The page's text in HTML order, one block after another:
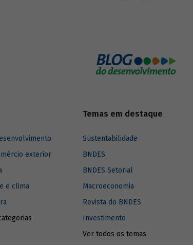
exterior
e clima
Temas em destaque
Sustentabilidade
BNDES
BNDES Setorial
Macroeconomia
Revista do BNDES
Investimento
Ver todos os temas